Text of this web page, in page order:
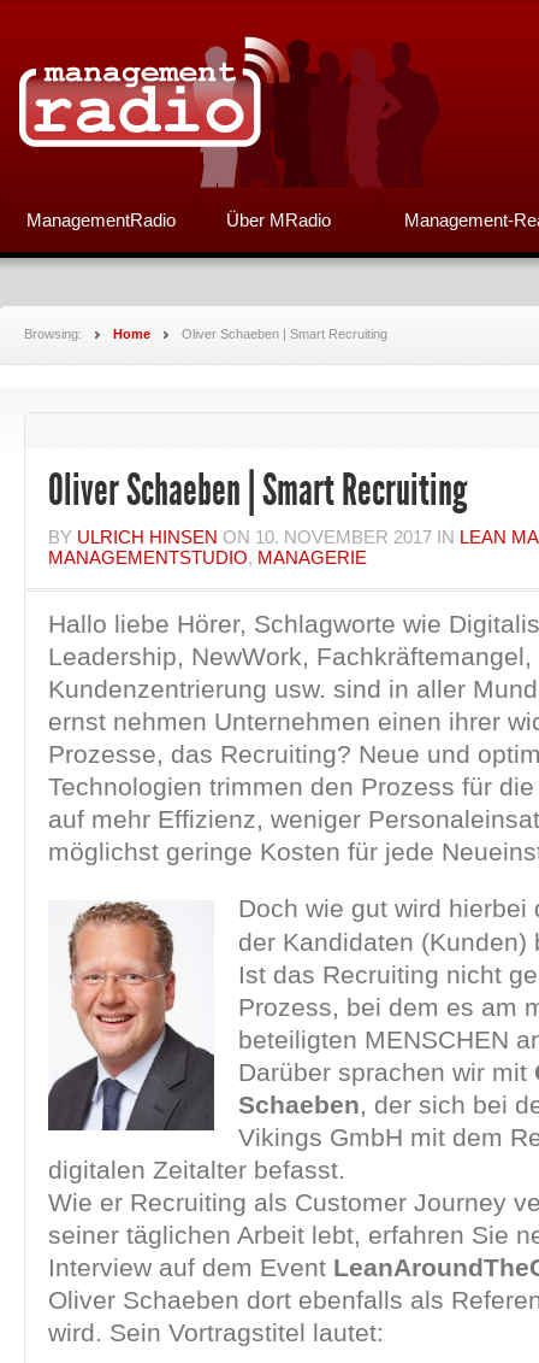
ManagementRadio Über MRadio Management-
Browsing: Home Oliver Schaeben | Smart Recruiting
Oliver Schaeben | Smart Recruiting
BY ULRICH HINSEN ON 10. NOVEMBER 2017 IN LEAN
MANAGEMENTSTUDIO, MANAGERIE
Hallo liebe Hörer, Schlagworte wie
Leadership, NewWork, Fachkräftemangel,
Kundenzentrierung usw. sind in aller
ernst nehmen Unternehmen einen ihrer
Prozesse, das Recruiting? Neue und
Technologien trimmen den Prozess für
auf mehr Effizienz, weniger
möglichst geringe Kosten für jede
Doch wie gut wird hierbei
der Kandidaten (Kunden)
Ist das Recruiting nicht
Prozess, bei dem es am
beteiligten MENSCHEN
Darüber sprachen wir mit
Schaeben, der sich bei
Vikings GmbH mit dem
digitalen Zeitalter befasst.
Wie er Recruiting als Customer Journey
seiner täglichen Arbeit lebt, erfahren Sie
Interview auf dem Event
Oliver Schaeben dort ebenfalls als
wird. Sein Vortragstitel lautet: